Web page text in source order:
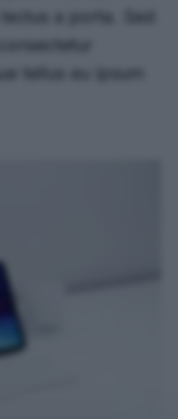
a porta. Sed
tellus eu ipsum